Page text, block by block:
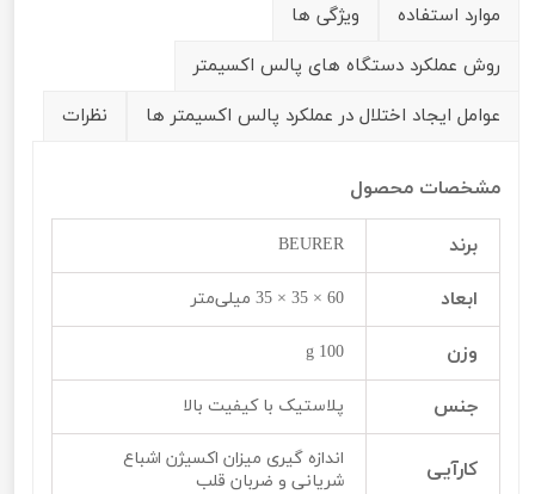
موارد استفاده
ویژگی ها
روش عملکرد دستگاه های پالس اکسیمتر
عوامل ایجاد اختلال در عملکرد پالس اکسیمتر ها
نظرات
مشخصات محصول
برند BEURER
ابعاد 60 × 35 × 35 میلی‌متر
وزن 100 g
جنس پلاستیک با کیفیت بالا
کارآیی
اندازه گیری میزان اکسیژن اشباع
شریانی و ضربان قلب